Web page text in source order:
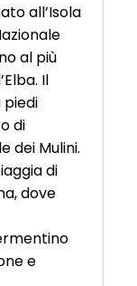
all’Isola
al più
Il
piedi
di
dei Mulini.
di
dove
e